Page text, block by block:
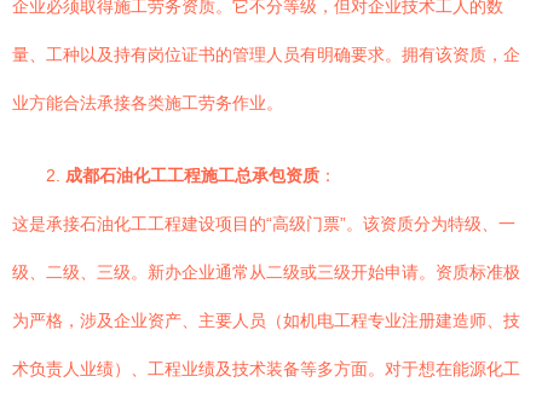
企业必须取得施工劳务资质。它不分等级，但对企业技术工人的数
量、工种以及持有岗位证书的管理人员有明确要求。拥有该资质，企
业方能合法承接各类施工劳务作业。
2. 成都石油化工工程施工总承包资质 ：
这是承接石油化工工程建设项目的“高级门票”。该资质分为特级、一
级、二级、三级。新办企业通常从二级或三级开始申请。资质标准极
为严格，涉及企业资产、主要人员（如机电工程专业注册建造师、技
术负责人业绩）、工程业绩及技术装备等多方面。对于想在能源化工